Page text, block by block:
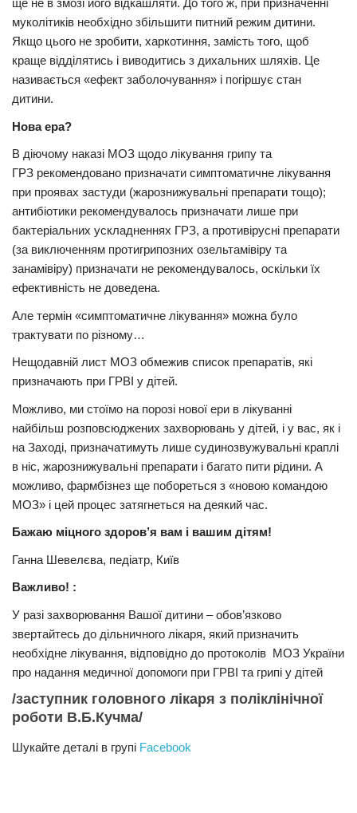
ще не в змозі його відкашляти. До того ж, при призначенні
муколітиків необхідно збільшити питний режим дитини.
Якщо цього не зробити, харкотиння, замість того, щоб
краще відділятись і виводитись з дихальних шляхів. Це
називається «ефект заболочування» і погіршує стан
дитини.
Нова ера?
В діючому наказі МОЗ щодо лікування грипу та
ГРЗ рекомендовано призначати симптоматичне лікування
при проявах застуди (жарознижувальні препарати тощо);
антибіотики рекомендувалось призначати лише при
бактеріальних ускладненнях ГРЗ, а противірусні препарати
(за виключенням протигрипозних озельтамівіру та
занамівіру) призначати не рекомендувалось, оскільки їх
ефективність не доведена.
Але термін «симптоматичне лікування» можна було
трактувати по різному…
Нещодавній лист МОЗ обмежив список препаратів, які
призначають при ГРВІ у дітей.
Можливо, ми стоїмо на порозі нової ери в лікуванні
найбільш розповсюджених захворювань у дітей, і у вас, як і
на Заході, призначатимуть лише судинозвужувальні краплі
в ніс, жарознижувальні препарати і багато пити рідини. А
можливо, фармбізнез ще побореться з «новою командою
МОЗ» і цей процес затягнеться на деякий час.
Бажаю міцного здоров’я вам і вашим дітям!
Ганна Шевелєва, педіатр, Київ
Важливо! :
У разі захворювання Вашої дитини – обов’язково
звертайтесь до дільничного лікаря, який призначить
необхідне лікування, відповідно до протоколів МОЗ України
про надання медичної допомоги при ГРВІ та грипі у дітей
/заступник головного лікаря з поліклінічної
роботи В.Б.Кучма/
Шукайте деталі в групі Facebook